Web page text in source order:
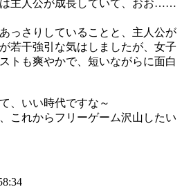
主人公が成長していて、おお……
っさりしていることと、主人公が
若干強引な気はしましたが、女子
トも爽やかで、短いながらに面白
、いい時代ですな～
これからフリーゲーム沢山したい